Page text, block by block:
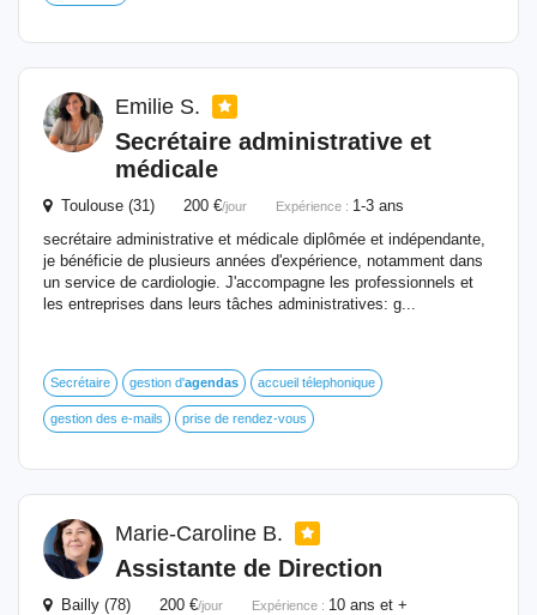
Emilie S.
Secrétaire administrative et
médicale
Toulouse (31) 200 €/jour Expérience : 1-3 ans
secrétaire administrative et médicale diplômée et indépendante,
je bénéficie de plusieurs années d'expérience, notamment dans
un service de cardiologie. J'accompagne les professionnels et
les entreprises dans leurs tâches administratives: g...
Secrétaire gestion d'agendas accueil télephonique
gestion des e-mails prise de rendez-vous
Marie-Caroline B.
Assistante de Direction
Bailly (78) 200 €/jour Expérience : 10 ans et +